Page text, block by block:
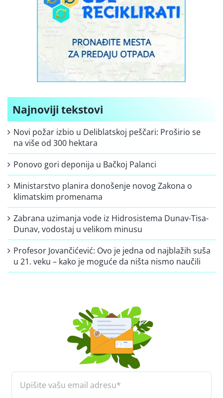
Najnoviji tekstovi
Novi požar izbio u Deliblatskoj peščari: Proširio se
na više od 300 hektara
Ponovo gori deponija u Bačkoj Palanci
Ministarstvo planira donošenje novog Zakona o
klimatskim promenama
Zabrana uzimanja vode iz Hidrosistema Dunav-Tisa-
Dunav, vodostaj u velikom minusu
Profesor Jovančićević: Ovo je jedna od najblažih suša
u 21. veku – kako je moguće da ništa nismo naučili